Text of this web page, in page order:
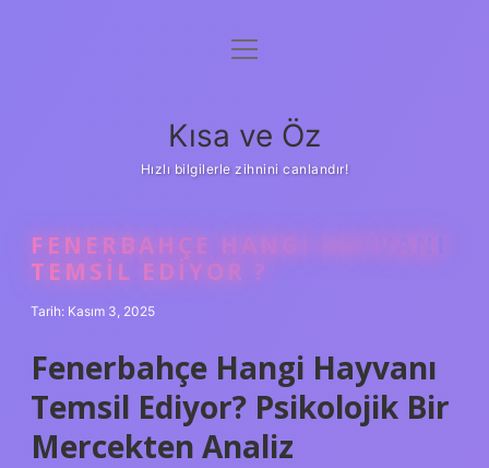
Anasayfa
Yasal Uyarı
menüyü
Kısa ve Öz
Hızlı bilgilerle zihnini canlandır!
FENERBAHÇE HANGI HAYVANI
TEMSIL EDIYOR ?
Tarih: Kasım 3, 2025
Fenerbahçe Hangi Hayvanı
Temsil Ediyor? Psikolojik Bir
Mercekten Analiz